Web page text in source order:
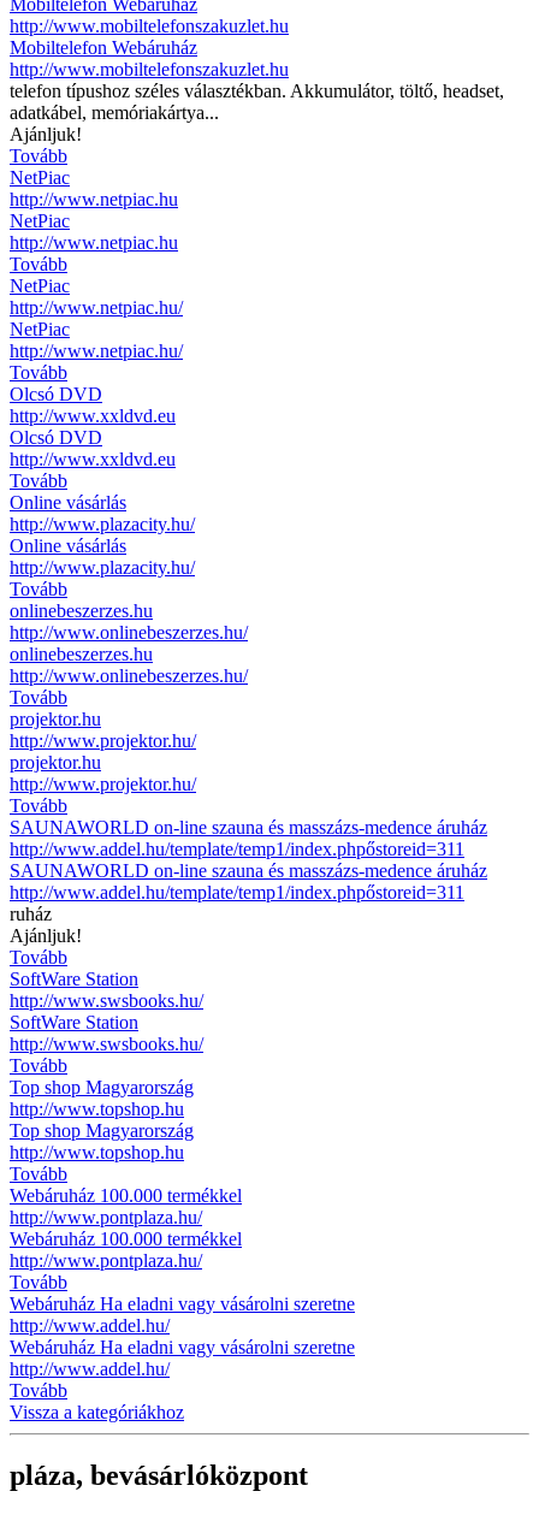
Mobiltelefon Webáruház
http://www.mobiltelefonszakuzlet.hu
Mobiltelefon Webáruház
http://www.mobiltelefonszakuzlet.hu
telefon típushoz széles választékban. Akkumulátor, töltő, headset,
adatkábel, memóriakártya...
Ajánljuk!
Tovább
NetPiac
http://www.netpiac.hu
NetPiac
http://www.netpiac.hu
Tovább
NetPiac
http://www.netpiac.hu/
NetPiac
http://www.netpiac.hu/
Tovább
Olcsó DVD
http://www.xxldvd.eu
Olcsó DVD
http://www.xxldvd.eu
Tovább
Online vásárlás
http://www.plazacity.hu/
Online vásárlás
http://www.plazacity.hu/
Tovább
onlinebeszerzes.hu
http://www.onlinebeszerzes.hu/
onlinebeszerzes.hu
http://www.onlinebeszerzes.hu/
Tovább
projektor.hu
http://www.projektor.hu/
projektor.hu
http://www.projektor.hu/
Tovább
SAUNAWORLD on-line szauna és masszázs-medence áruház
http://www.addel.hu/template/temp1/index.phpőstoreid=311
SAUNAWORLD on-line szauna és masszázs-medence áruház
http://www.addel.hu/template/temp1/index.phpőstoreid=311
ruház
Ajánljuk!
Tovább
SoftWare Station
http://www.swsbooks.hu/
SoftWare Station
http://www.swsbooks.hu/
Tovább
Top shop Magyarország
http://www.topshop.hu
Top shop Magyarország
http://www.topshop.hu
Tovább
Webáruház 100.000 termékkel
http://www.pontplaza.hu/
Webáruház 100.000 termékkel
http://www.pontplaza.hu/
Tovább
Webáruház Ha eladni vagy vásárolni szeretne
http://www.addel.hu/
Webáruház Ha eladni vagy vásárolni szeretne
http://www.addel.hu/
Tovább
Vissza a kategóriákhoz
pláza, bevásárlóközpont